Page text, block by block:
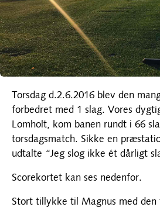
Torsdag d.2.6.2016 blev den
forbedret med 1 slag. Vores
Lomholt, kom banen rundt i 66
torsdagsmatch. Sikke en
udtalte “Jeg slog ikke ét dårligt
Scorekortet kan ses nedenfor.
Stort tillykke til Magnus med